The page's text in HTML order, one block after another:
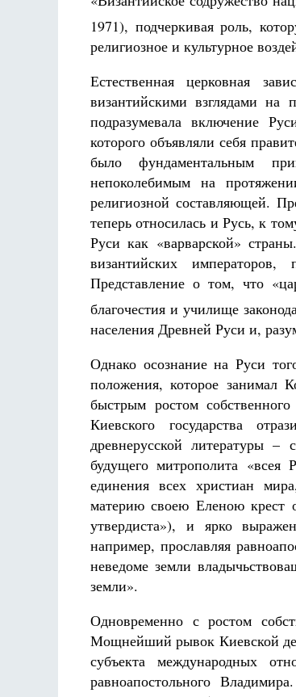
1971), подчеркивая роль,
религиозное и культурное
Естественная церковная
византийскими взглядами на
подразумевала включение
которого объявляли себя
было фундаментальным
непоколебимым на
религиозной составляющей.
теперь относилась и Русь, к
Руси как «варварской»
византийских
Представление о том, что
благочестия и училище
населения Древней Руси и,
Однако осознание на Руси
положения, которое занимал
быстрым ростом
Киевского государства
древнерусской литературы
будущего митрополита
единения всех христиан
материю своею Еленою крест
утвердиста»), и ярко
например, прославляя
неведоме земли
земли».
Одновременно с ростом
Мощнейший рывок Киевской
субъекта международных
равноапостольного